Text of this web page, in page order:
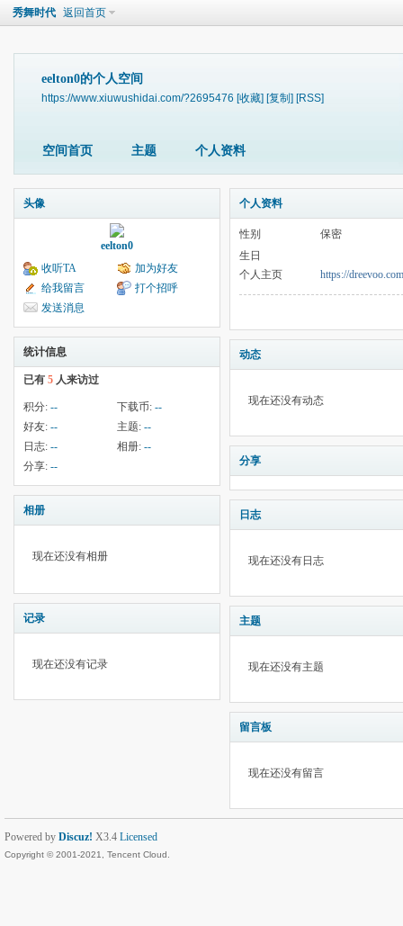
秀舞时代 返回首页
eelton0的个人空间
https://www.xiuwushidai.com/?2695476 [收藏] [复制] [RSS]
空间首页 主题 个人资料
头像
eelton0
收听TA
加为好友
给我留言
打个招呼
发送消息
统计信息
已有 5 人来访过
积分: -- 下载币: --
好友: -- 主题: --
日志: -- 相册: --
分享: --
相册
现在还没有相册
记录
现在还没有记录
个人资料
性别
保密
生日
个人主页
https://
动态
现在还没有动态
分享
日志
现在还没有日志
主题
现在还没有主题
留言板
现在还没有留言
Powered by Discuz! X3.4 Licensed
Copyright © 2001-2021, Tencent Cloud.